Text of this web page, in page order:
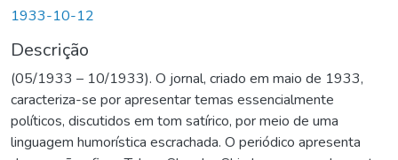
1933-10-12
Descrição
(05/1933 – 10/1933). O jornal, criado em maio de 1933,
caracteriza-se por apresentar temas essencialmente
políticos, discutidos em tom satírico, por meio de uma
linguagem humorística escrachada. O periódico apresenta